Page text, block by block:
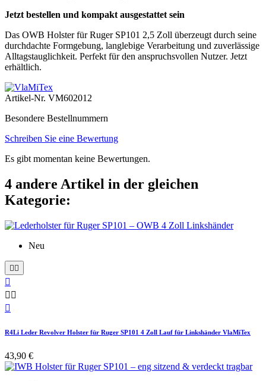
Jetzt bestellen und kompakt ausgestattet sein
Das OWB Holster für Ruger SP101 2,5 Zoll überzeugt durch seine
durchdachte Formgebung, langlebige Verarbeitung und zuverlässige
Alltagstauglichkeit. Perfekt für den anspruchsvollen Nutzer. Jetzt
erhältlich.
Artikel-Nr. VM602012
Besondere Bestellnummern
Schreiben Sie eine Bewertung
Es gibt momentan keine Bewertungen.
4 andere Artikel in der gleichen
Kategorie:
Neu


 

R4Li Leder Revolver Holster für Ruger SP101 4 Zoll Lauf für Linkshänder VlaMiTex
43,90 €